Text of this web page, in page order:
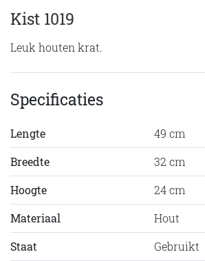
Kist 1019
Leuk houten krat.
Specificaties
Lengte
49 cm
Breedte
32 cm
Hoogte
24 cm
Materiaal
Hout
Staat
Gebruikt